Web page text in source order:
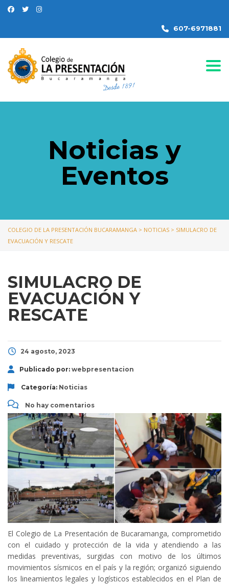
607-6971881
Noticias y
Eventos
COLEGIO DE LA PRESENTACIÓN BUCARAMANGA > NOTICIAS > SIMULACRO DE
EVACUACIÓN Y RESCATE
SIMULACRO DE
EVACUACIÓN Y
RESCATE
24 agosto, 2023
Publicado por: webpresentacion
Categoría: Noticias
No hay comentarios
El Colegio de La Presentación de Bucaramanga, comprometido
con el cuidado y protección de la vida y atendiendo a las
medidas preventivas, surgidas con motivo de los últimos
movimientos sísmicos en el país y la región; organizó siguiendo
los lineamientos legales y logísticos establecidos en el Plan de